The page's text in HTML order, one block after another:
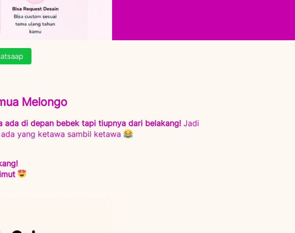
Melongo
ada di depan bebek tapi tiupnya dari belakang! Jadi
yang ketawa sambil ketawa